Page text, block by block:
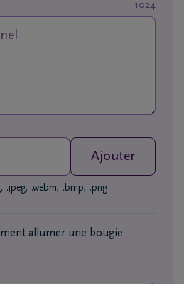
1024
Ajouter
.jpeg, .webm, .bmp, .png
allumer une bougie